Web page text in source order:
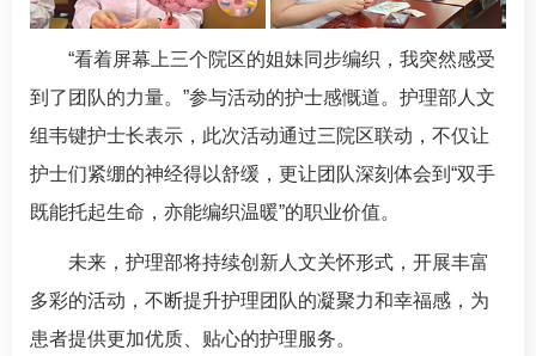
“看着屏幕上三个院区的姐妹同步编织，我突然感受
到了团队的力量。”参与活动的护士感慨道。护理部人文
组韦键护士长表示，此次活动通过三院区联动，不仅让
护士们紧绷的神经得以舒缓，更让团队深刻体会到“双手
既能托起生命，亦能编织温暖”的职业价值。
未来，护理部将持续创新人文关怀形式，开展丰富
多彩的活动，不断提升护理团队的凝聚力和幸福感，为
患者提供更加优质、贴心的护理服务。